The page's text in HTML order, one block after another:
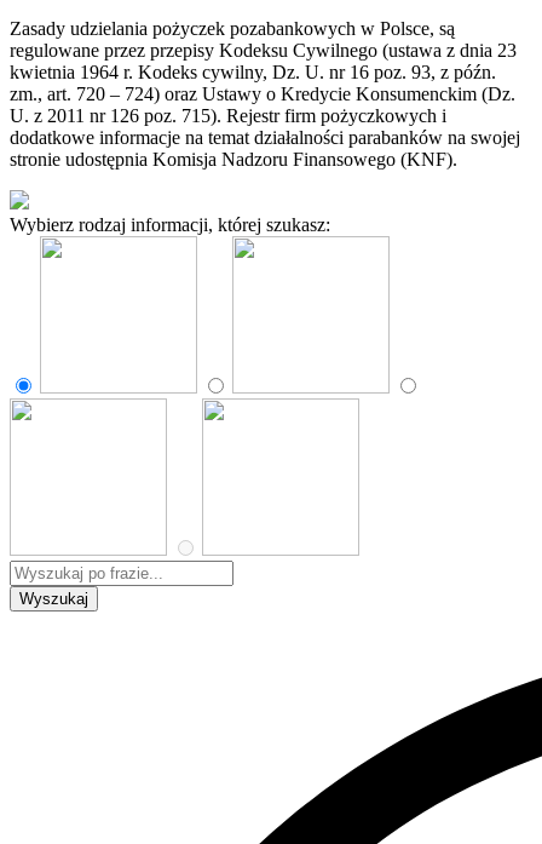
Zasady udzielania pożyczek pozabankowych w Polsce, są
regulowane przez przepisy Kodeksu Cywilnego (ustawa z dnia 23
kwietnia 1964 r. Kodeks cywilny, Dz. U. nr 16 poz. 93, z późn.
zm., art. 720 – 724) oraz Ustawy o Kredycie Konsumenckim (Dz.
U. z 2011 nr 126 poz. 715). Rejestr firm pożyczkowych i
dodatkowe informacje na temat działalności parabanków na swojej
stronie udostępnia Komisja Nadzoru Finansowego (KNF).
Wybierz rodzaj informacji, której szukasz: